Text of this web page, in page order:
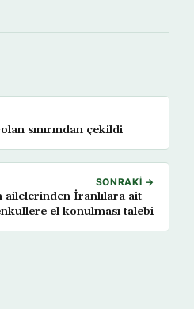
sınırından çekildi
SONRAKI →
ailelerinden İranlılara ait
el konulması talebi